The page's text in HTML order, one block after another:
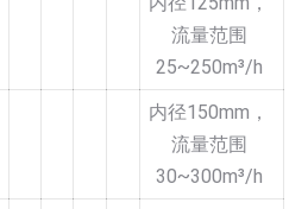
流量范围
25~250m³/h
内径150mm，
流量范围
30~300m³/h